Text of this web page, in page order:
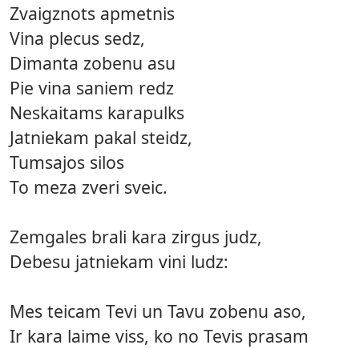
Zvaigznots apmetnis
Vina plecus sedz,
Dimanta zobenu asu
Pie vina saniem redz
Neskaitams karapulks
Jatniekam pakal steidz,
Tumsajos silos
To meza zveri sveic.
Zemgales brali kara zirgus judz,
Debesu jatniekam vini ludz:
Mes teicam Tevi un Tavu zobenu aso,
Ir kara laime viss, ko no Tevis prasam